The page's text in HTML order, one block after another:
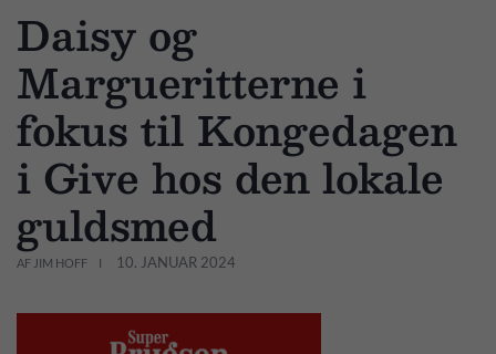
Daisy og
Margueritterne i
fokus til Kongedagen
i Give hos den lokale
guldsmed
AF JIM HOFF 10. JANUAR 2024